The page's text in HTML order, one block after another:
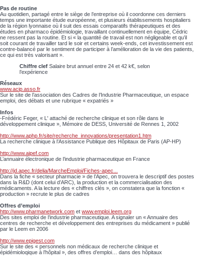
Pas de routine
Au quotidien, partagé entre le siège de l’entreprise où il coordonne ces derniers
temps une importante étude européenne, et plusieurs établissements hospitaliers
de la région lyonnaise où il suit des essais comparatifs thérapeutiques et des
études en pharmaco épidémiologie, travaillant continuellement en équipe, Cédric
ne ressent pas la routine. Et si « la quantité de travail est non négligeable et qu’il
soit courant de travailler tard le soir et certains week-ends, cet investissement est
contre-balancé par le sentiment de participer à l’amélioration de la vie des patients,
ce qui est très valorisant ».
Chiffre clef Salaire brut annuel entre 24 et 42 k€, selon
l’expérience
Réseaux
www.acip.asso.fr
Sur le site de l’association des Cadres de l’Industrie Pharmaceutique, un espace
emploi, des débats et une rubrique « expatriés »
Infos
-Frédéric Feger, « L' attaché de recherche clinique et son rôle dans le
développement clinique », Mémoire de DESS, Université de Rennes 1, 2002
http://www.aphp.fr/site/recherche_innovations/presentation1.htm
La recherche clinique à l’Assistance Publique des Hôpitaux de Paris (AP-HP)
http://www.aipef.com
L’annuaire électronique de l’industrie pharmaceutique en France
http://jd.apec.fr/delia/MarcheEmploi/Fiches-apec...
Dans la fiche « secteur pharmacie » de l’Apec, on trouvera le descriptif des postes
dans la R&D (dont celui d’ARC), la production et la commercialisation des
médicaments. A la lecture des « chiffres clés », on constatera que la fonction «
production » recrute le plus de cadres
Offres d’emploi
http://www.pharmanetwork.com et www.emploi.leem.org
Des sites emploi de l’industrie pharmaceutique. A signaler un « Annuaire des
centres de recherche et développement des entreprises du médicament » publié
par le Leem en 2006
http://www.epigest.com
Sur le site des « personnels non médicaux de recherche clinique et
épidémioloqique à l’hôpital », des offres d’emploi… dans des hôpitaux